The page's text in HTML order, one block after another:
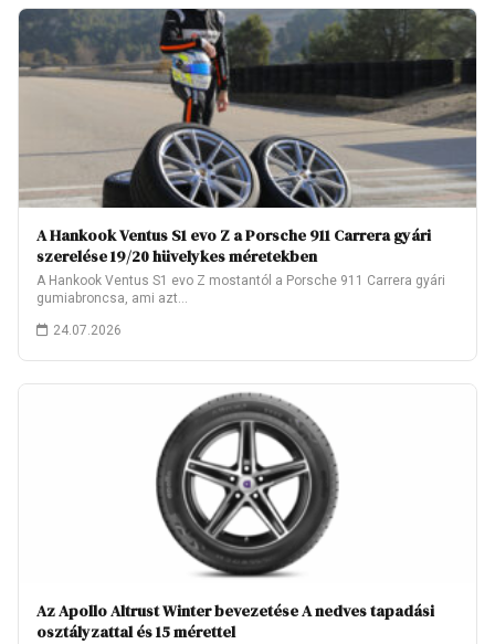
A Hankook Ventus S1 evo Z a Porsche 911 Carrera gyári
szerelése 19/20 hüvelykes méretekben
A Hankook Ventus S1 evo Z mostantól a Porsche 911 Carrera gyári
gumiabroncsa, ami azt…
24.07.2026
Az Apollo Altrust Winter bevezetése A nedves tapadási
osztályzattal és 15 mérettel